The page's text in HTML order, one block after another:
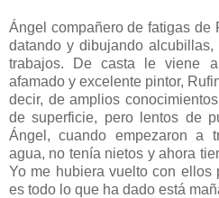
Ángel compañero de fatigas de
datando y dibujando
trabajos. De casta le viene
afamado y excelente pintor,
decir, de amplios
de superficie, pero lentos de
Ángel, cuando empezaron a
agua, no tenía nietos y ahora
Yo me hubiera vuelto con ellos
es todo lo que ha dado está